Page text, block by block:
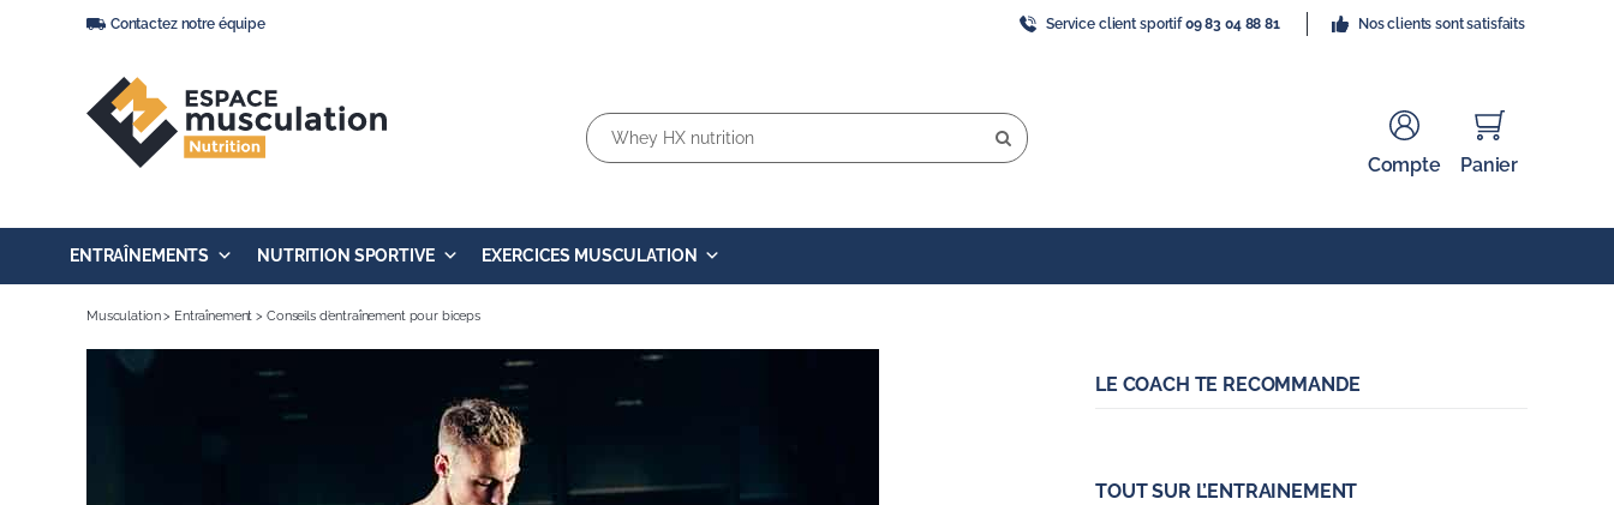
Contactez notre équipe Service client sportif09 83 04 88 81 Nos clients sont satisfaits
Rechercher:
Compte Panier
ENTRAÎNEMENTS NUTRITION SPORTIVE EXERCICES MUSCULATION
Musculation> Entraînement > Conseils d’entraînement pour biceps
LE COACH TE RECOMMANDE
TOUT SUR L’ENTRAINEMENT